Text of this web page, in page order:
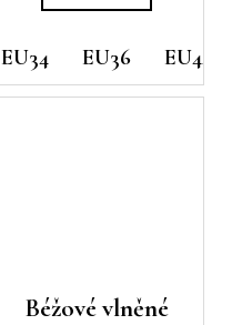
EU34 EU36 EU44
Béžové vlněné